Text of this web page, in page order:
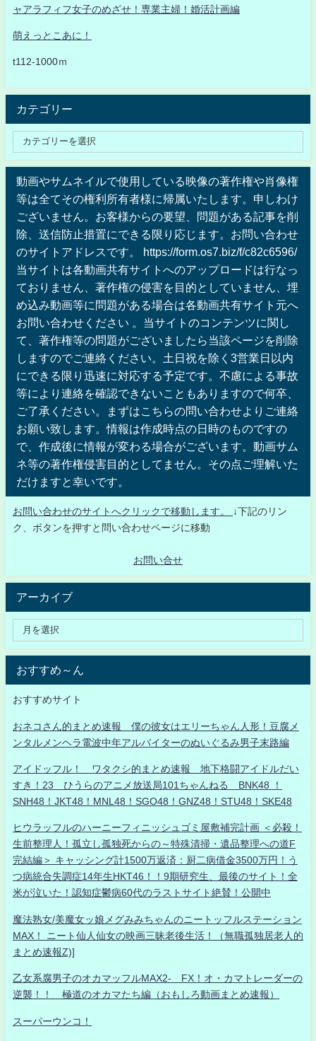
ャアラフィフ女子のめざせ！専業主婦！婚活計画編
萌えっとこあに！
t112-1000ｍ
カテゴリー
動画やサムネイルで使用している映像の著作権や肖像権
等は全てその権利所有者様に帰属いたします。申しわけ
ございません。お客様からの要望、問題がある記事を削
除、送信防止措置にできる限り応じます。お問い合わせ
のサイトアドレスです。 https://form.os7.biz/f/c82c6596/
当サイトは各動画共有サイトへのアップロードは行なっ
ておりません、著作権の侵害を目的としていません、埋
め込み動画等に問題がある場合は各動画共有サイト元へ
お問い合わせください 。当サイトのコンテンツに関し
て、著作権等の問題がございましたら当該ページを削除
しますのでご連絡ください。土日祝を除く3営業日以内
にできる限り迅速に対応する予定です。不慮による事故
等により連絡を確認できないこともありますので何卒、
ご了承ください。まずはこちらの問い合わせよりご連絡
お願い致します。情報は作成時点の日時のものですの
で、作成後に情報が変わる場合がございます。動画サム
ネ等の著作権侵害目的としてません。その点ご理解いた
だけますと幸いです。
お問い合わせのサイトへクリックで移動します。
↓下記のリン
ク、ボタンを押すと問い合わせページに移動
お問い合せ
アーカイブ
おすすめ～ん
おすすめサイト
おネコさん的まとめ速報 僕の彼女はエリーちゃん人形！豆腐メ
ンタルメンヘラ電波中年アルバイターのぬいぐるみ男子末路編
アイドッフル！ ワタクシ的まとめ速報 地下格闘アイドルだい
すき！23 ひうらのアニメ放送局101ちゃんねる BNK48 ！
SNH48！JKT48！MNL48！SGO48！GNZ48！STU48！SKE48
ヒウラッフルのハーニーフィニッシュゴミ屋敷補完計画 ＜必殺！
生前整理人！孤立し孤独死からの～特殊清掃・遺品整理への道F
完結編＞ キャッシング計1500万返済：厨二病借金3500万円！う
つ病統合失調症14年生HKT46！！9期研究生、最後のサイト！全
米が泣いた！認知症鬱病60代のラストサイト絶賛！公開中
魔法熟女/美魔女ッ娘メグみみちゃんのニートッフルステーション
MAX！ ニート仙人仙女の映画三昧老後生活！（無職孤独居老人的
まとめ速報Z)]
乙女系腐男子のオカマッフルMAX2- FX！オ・カマトレーダーの
逆襲！！ 極道のオカマたち編（おもしろ動画まとめ速報）
スーパーウンコ！